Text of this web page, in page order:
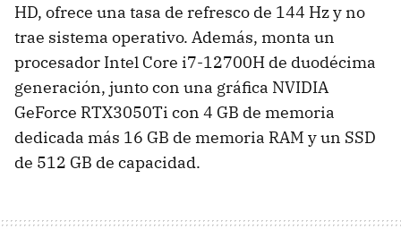
HD, ofrece una tasa de refresco de 144 Hz y no
trae sistema operativo. Además, monta un
procesador Intel Core i7-12700H de duodécima
generación, junto con una gráfica NVIDIA
GeForce RTX3050Ti con 4 GB de memoria
dedicada más 16 GB de memoria RAM y un SSD
de 512 GB de capacidad.